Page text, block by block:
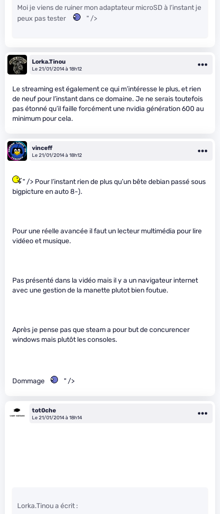
Moi je viens de ruiner mon adaptateur microSD à l’instant je
peux pas tester
" />
Lorka.Tinou
Le 21/01/2014 à 18h12
Le streaming est également ce qui m’intéresse le plus, et rien
de neuf pour l’instant dans ce domaine. Je ne serais toutefois
pas étonné qu’il faille forcément une nvidia génération 600 au
minimum pour cela.
vinceff
Le 21/01/2014 à 18h12
" /> Pour l’instant rien de plus qu’un bête debian passé sous
bigpicture en auto 8-).
Pour une réelle avancée il faut un lecteur multimédia pour lire
vidéeo et musique.
Pas présenté dans la vidéo mais il y a un navigateur internet
avec une gestion de la manette plutot bien foutue.
Après je pense pas que steam a pour but de concurencer
windows mais plutôt les consoles.
Dommage " />
tot0che
Le 21/01/2014 à 18h14
Lorka.Tinou a écrit :